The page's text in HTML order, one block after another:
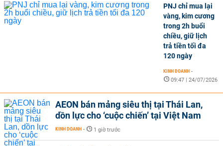
PNJ chỉ mua lại
vàng, kim cương
trong 2h buổi
chiều, giữ lịch
trả tiền tối đa
120 ngày
KINH DOANH -
09:47 | 24/07/2026
AEON bán mảng siêu thị tại Thái Lan,
dồn lực cho ‘cuộc chiến’ tại Việt Nam
KINH DOANH - 1 giờ trước